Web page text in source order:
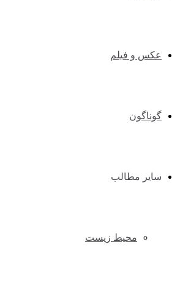
عکس و فیلم
گوناگون
سایر مطالب
محیط زیست